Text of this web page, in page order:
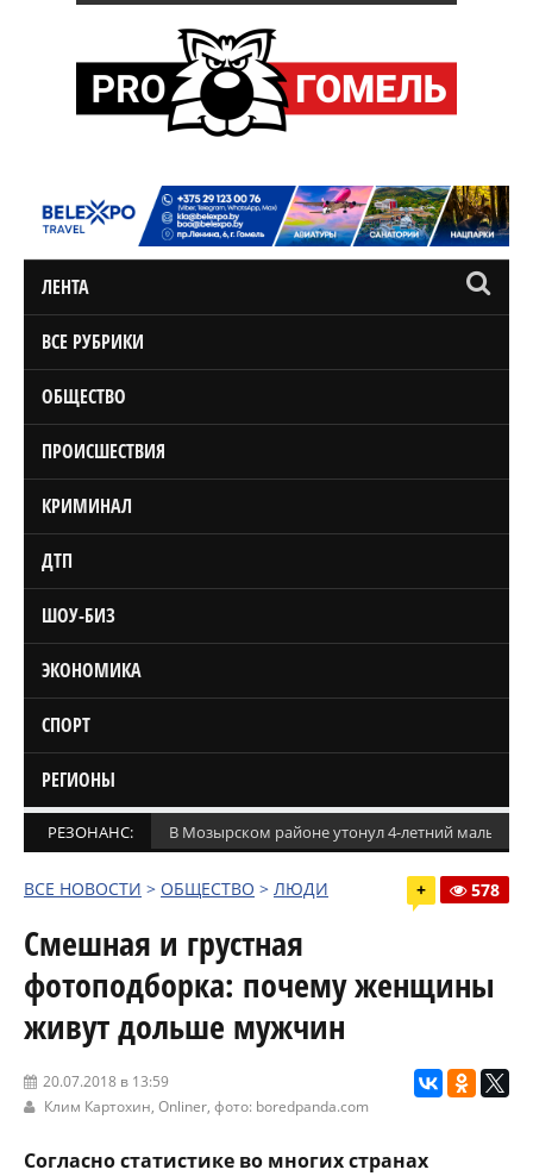
ЛЕНТА
ВСЕ РУБРИКИ
ОБЩЕСТВО
ПРОИСШЕСТВИЯ
КРИМИНАЛ
ДТП
ШОУ-БИЗ
ЭКОНОМИКА
СПОРТ
РЕГИОНЫ
РЕЗОНАНС: В Мозырском районе утонул 4-летний мальчик
ВСЕ НОВОСТИ > ОБЩЕСТВО > ЛЮДИ + 578
Смешная и грустная
фотоподборка: почему женщины
живут дольше мужчин
20.07.2018 в 13:59
Клим Картохин, Onliner, фото: boredpanda.com
Согласно статистике во многих странах